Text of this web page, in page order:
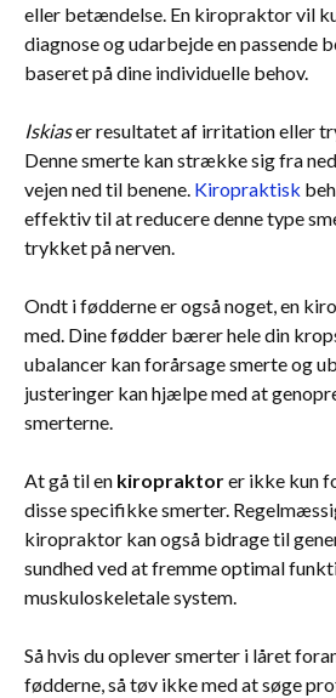
eller betændelse. En kiropraktor vil
diagnose og udarbejde en passende
baseret på dine individuelle behov.
Iskiaser resultatet af irritation eller
Denne smerte kan strække sig fra
vejen ned til benene. Kiropraktisk
effektiv til at reducere denne type
trykket på nerven.
Ondt i fødderne er også noget, en
med. Dine fødder bærer hele din
ubalancer kan forårsage smerte og
justeringer kan hjælpe med at
smerterne.
At gå til en kiropraktorer ikke kun
disse specifikke smerter.
kiropraktor kan også bidrage til
sundhed ved at fremme optimal
muskuloskeletale system.
Så hvis du oplever smerter i låret
fødderne, så tøv ikke med at søge